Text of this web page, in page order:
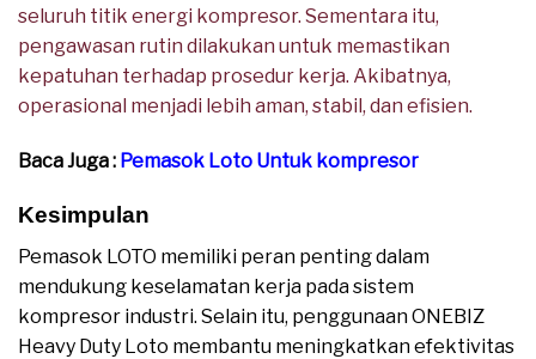
seluruh titik energi kompresor. Sementara itu,
pengawasan rutin dilakukan untuk memastikan
kepatuhan terhadap prosedur kerja. Akibatnya,
operasional menjadi lebih aman, stabil, dan efisien.
Baca Juga : Pemasok Loto Untuk kompresor
Kesimpulan
Pemasok LOTO memiliki peran penting dalam
mendukung keselamatan kerja pada sistem
kompresor industri. Selain itu, penggunaan ONEBIZ
Heavy Duty Loto membantu meningkatkan efektivitas